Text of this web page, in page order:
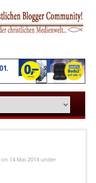
on 14 Mai 2014 under